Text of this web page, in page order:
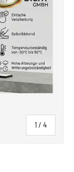
1 / von
4